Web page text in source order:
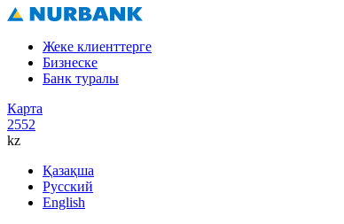
Жеке клиенттерге
Бизнеске
Банк туралы
Карта
2552
kz
Қазақша
Русский
English